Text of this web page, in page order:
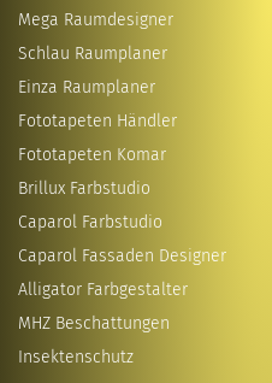
Mega Raumdesigner
Schlau Raumplaner
Einza Raumplaner
Fototapeten Händler
Fototapeten Komar
Brillux Farbstudio
Caparol Farbstudio
Caparol Fassaden Designer
Alligator Farbgestalter
MHZ Beschattungen
Insektenschutz